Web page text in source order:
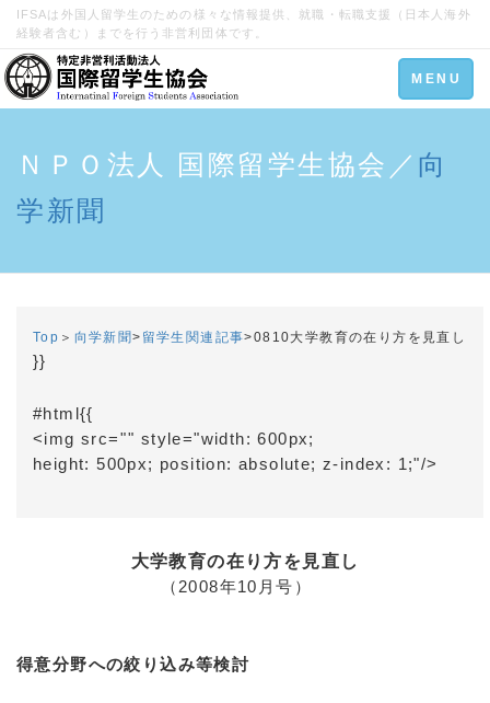
IFSAは外国人留学生のための様々な情報提供、就職・転職支援（日本人海外
経験者含む）までを行う非営利団体です。
Toggle
navigation
MENU
ＮＰＯ法人 国際留学生協会／ 向
学新聞
Top ＞ 向学新聞> 留学生関連記事>0810大学教育の在り方を見直し
}}
#html{{
<img src="" style="width: 600px;
height: 500px; position: absolute; z-index: 1;"/>
大学教育の在り方を見直し
（2008年10月号）
得意分野への絞り込み等検討